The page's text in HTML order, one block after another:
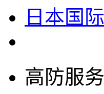
日本国
高防服